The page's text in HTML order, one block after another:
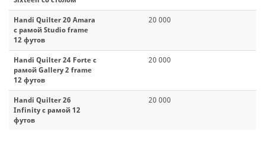
Handi Quilter 20 Amara
с рамой Studio frame
12 футов
20 000
Handi Quilter 24 Forte с
рамой Gallery 2 frame
12 футов
20 000
Handi Quilter 26
Infinity с рамой 12
футов
20 000